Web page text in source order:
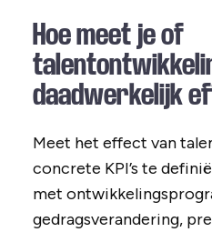
Hoe meet je of
daadwerkelijk
Meet het effect van
concrete KPI’s te
met
gedragsverandering,